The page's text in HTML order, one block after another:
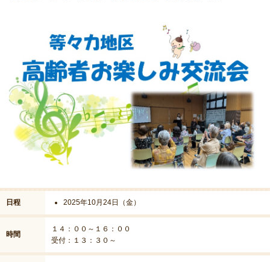
日程 2025年10月24日（金）
時間
１４：００～１６：００
受付：１３：３０～